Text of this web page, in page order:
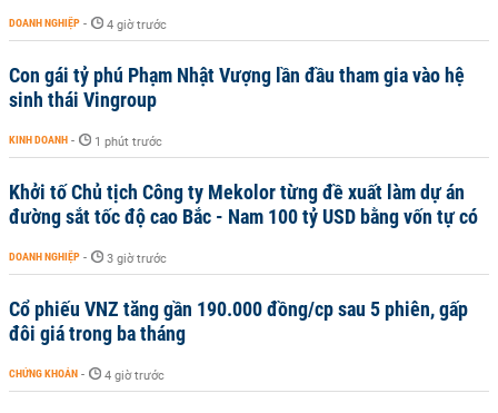
DOANH NGHIỆP - 4 giờ trước
Con gái tỷ phú Phạm Nhật Vượng lần đầu tham gia vào hệ
sinh thái Vingroup
KINH DOANH - 1 phút trước
Khởi tố Chủ tịch Công ty Mekolor từng đề xuất làm dự án
đường sắt tốc độ cao Bắc - Nam 100 tỷ USD bằng vốn tự có
DOANH NGHIỆP - 3 giờ trước
Cổ phiếu VNZ tăng gần 190.000 đồng/cp sau 5 phiên, gấp
đôi giá trong ba tháng
CHỨNG KHOÁN - 4 giờ trước